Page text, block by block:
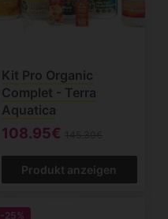
Kit Pro Organic
Complet - Terra
Aquatica
108.95€
Produkt anzeigen
-25%